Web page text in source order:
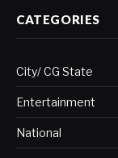
CATEGORIES
City/ CG State
Entertainment
National